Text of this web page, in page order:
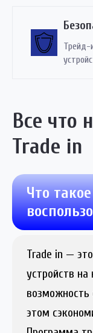
Трейд-
Все что
Trade in
Что
Trade in —
устройств
возможность
этом